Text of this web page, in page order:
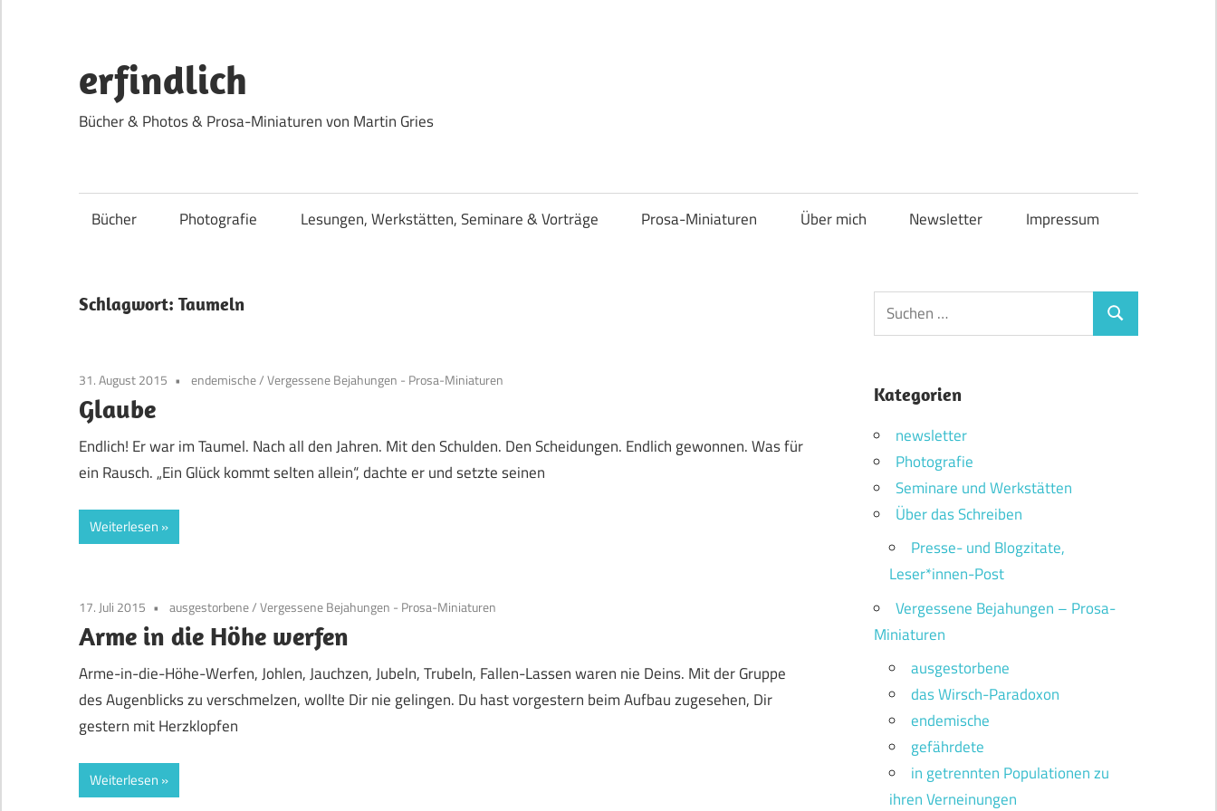
springen
erfindlich
Bücher & Photos & Prosa-Miniaturen von Martin Gries
Bücher Photografie Lesungen, Werkstätten, Seminare & Vorträge Prosa-Miniaturen Über mich Newsletter Impressum
Schlagwort: Taumeln
31. August 2015 endemische/Vergessene Bejahungen - Prosa-Miniaturen
Glaube
Endlich! Er war im Taumel. Nach all den Jahren. Mit den Schulden. Den Scheidungen. Endlich gewonnen. Was für
ein Rausch. „Ein Glück kommt selten allein“, dachte er und setzte seinen
Weiterlesen
17. Juli 2015 ausgestorbene/Vergessene Bejahungen - Prosa-Miniaturen
Arme in die Höhe werfen
Arme-in-die-Höhe-Werfen, Johlen, Jauchzen, Jubeln, Trubeln, Fallen-Lassen waren nie Deins. Mit der Gruppe
des Augenblicks zu verschmelzen, wollte Dir nie gelingen. Du hast vorgestern beim Aufbau zugesehen, Dir
gestern mit Herzklopfen
Weiterlesen
Suchen
nach:
Suchen
Kategorien
newsletter
Photografie
Seminare und Werkstätten
Über das Schreiben
Presse- und Blogzitate,
Leser*innen-Post
Vergessene Bejahungen – Prosa-
Miniaturen
ausgestorbene
das Wirsch-Paradoxon
endemische
gefährdete
in getrennten Populationen zu
ihren Verneinungen